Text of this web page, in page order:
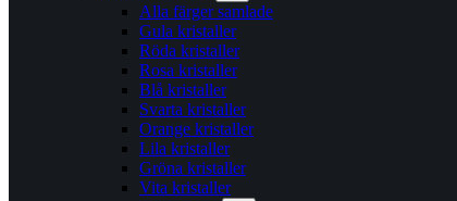
Alla färger samlade
Gula kristaller
Röda kristaller
Rosa kristaller
Blå kristaller
Svarta kristaller
Orange kristaller
Lila kristaller
Gröna kristaller
Vita kristaller